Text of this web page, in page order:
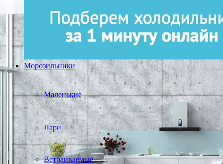
Морозильники
Маленькие
Лари
Встраиваемые